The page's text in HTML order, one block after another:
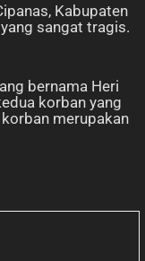
Kabupaten
sangat tragis.
bernama Heri
korban yang
merupakan